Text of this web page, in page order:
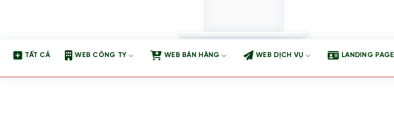
TẤT CẢ WEB CÔNG TY WEB BÁN HÀNG WEB DỊCH VỤ LANDING PAGE